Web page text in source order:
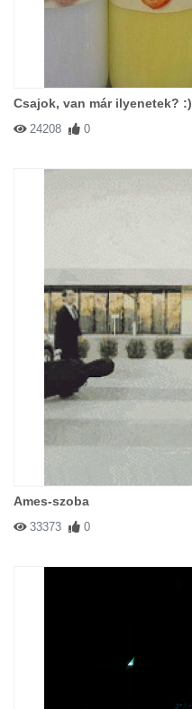
Csajok, van már ilyenetek? :)
24208 0
Ames-szoba
33373 0